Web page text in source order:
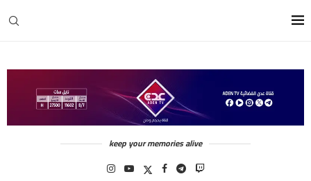
keep your memories alive